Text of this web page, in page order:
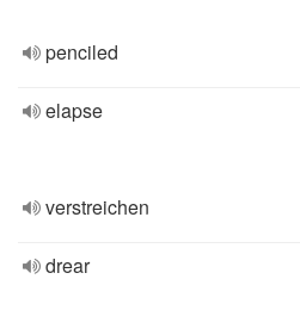
penciled
elapse
verstreichen
drear